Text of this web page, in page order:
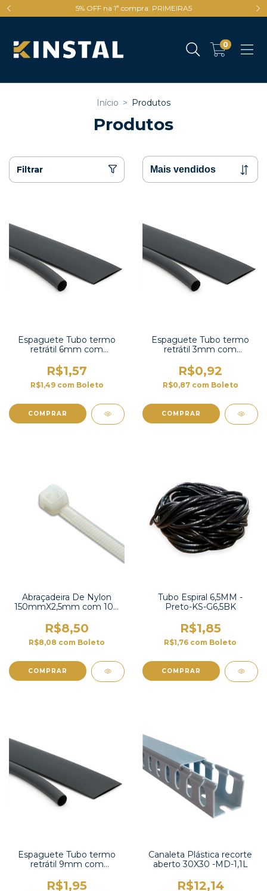
5% OFF na 1ª compra: PRIMEIRA5
0
Início > Produtos
Produtos
Filtrar
Espaguete Tubo termo
retrátil 6mm com
R$1,57
R$1,49 com Boleto
COMPRAR
Espaguete Tubo termo
retrátil 3mm com
R$0,92
R$0,87 com Boleto
COMPRAR
Abraçadeira De Nylon
150mmX2,5mm com 100
R$8,50
R$8,08 com Boleto
COMPRAR
Tubo Espiral 6,5MM -
Preto-KS-G6,5BK
R$1,85
R$1,76 com Boleto
COMPRAR
Espaguete Tubo termo
retrátil 9mm com
R$1,95
Canaleta Plástica recorte
aberto 30X30 -MD-1,1L
R$12,14